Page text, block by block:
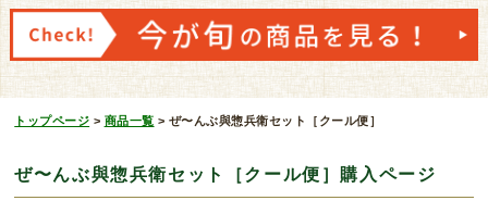
トップページ > 商品一覧 > ぜ〜んぶ與惣兵衛セット［クール便］
ぜ〜んぶ與惣兵衛セット［クール便］購入ページ